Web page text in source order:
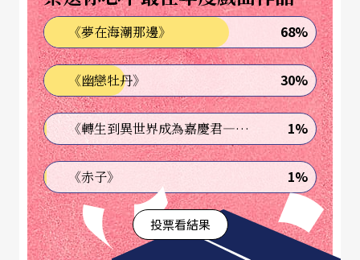
作曲家劉學軒創作的《三峽的祖師廟的石獅》，難
怪台北藝術大學教授劉岠渭盛讚「很久沒看到曲目
如此完美的音樂會」。
匈牙利布達佩斯交響樂團由國民樂派大師杜赫南宜
於一九四三年創建，隸屬於匈牙利國家廣播與電視
旗下。它的名氣雖然不如維也納和柏林交響樂團，
卻是能完全展現傳統歐洲風味的樂團；著名作曲家
李斯特、巴爾托克、柯大宜都來自匈牙利，拜匈牙
《夢在海潮那邊》 68%
《幽戀牡丹》 30%
《轉生到異世界成為嘉慶君—發現我的祖先是詐騙集團!?》 1%
《赤子》 1%
投票看結果